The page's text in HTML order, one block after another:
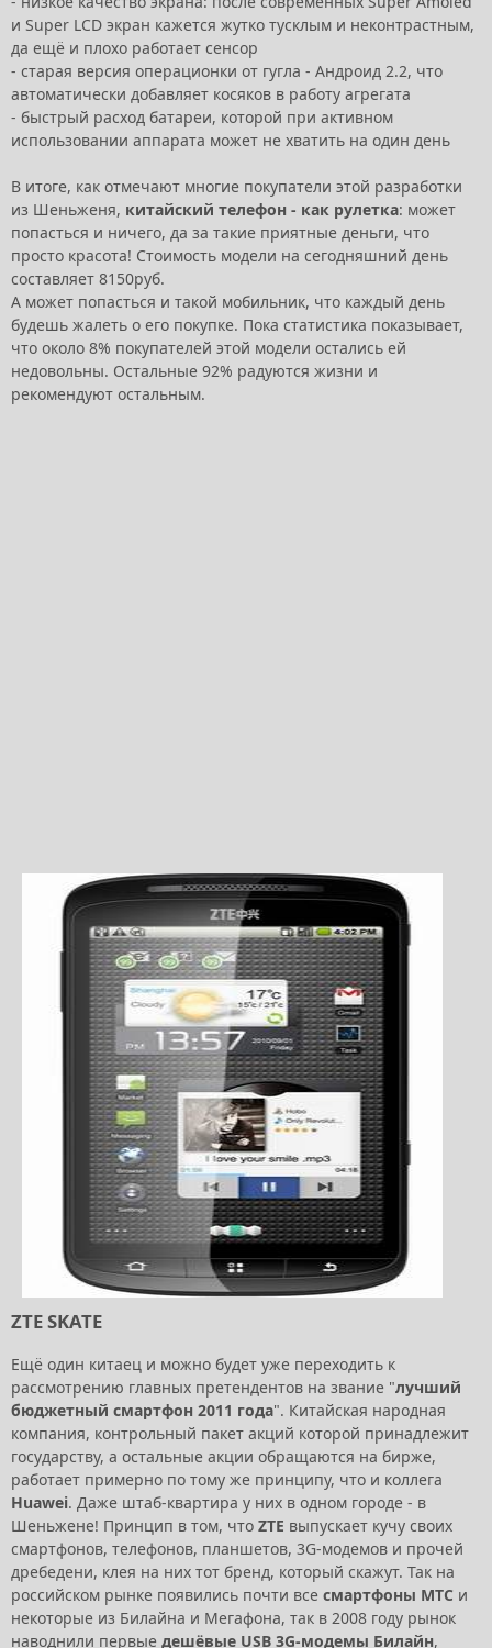
и Super LCD экран кажется жутко тусклым и неконтрастным,
да ещё и плохо работает сенсор
- старая версия операционки от гугла - Андроид 2.2, что
автоматически добавляет косяков в работу агрегата
- быстрый расход батареи, которой при активном
использовании аппарата может не хватить на один день
В итоге, как отмечают многие покупатели этой разработки
из Шеньженя, китайский телефон - как рулетка: может
попасться и ничего, да за такие приятные деньги, что
просто красота! Стоимость модели на сегодняшний день
составляет 8150руб.
А может попасться и такой мобильник, что каждый день
будешь жалеть о его покупке. Пока статистика показывает,
что около 8% покупателей этой модели остались ей
недовольны. Остальные 92% радуются жизни и
рекомендуют остальным.
ZTE SKATE
Ещё один китаец и можно будет уже переходить к
рассмотрению главных претендентов на звание "лучший
бюджетный смартфон 2011 года". Китайская народная
компания, контрольный пакет акций которой принадлежит
государству, а остальные акции обращаются на бирже,
работает примерно по тому же принципу, что и коллега
Huawei. Даже штаб-квартира у них в одном городе - в
Шеньжене! Принцип в том, что ZTE выпускает кучу своих
смартфонов, телефонов, планшетов, 3G-модемов и прочей
дребедени, клея на них тот бренд, который скажут. Так на
российском рынке появились почти все смартфоны МТС и
некоторые из Билайна и Мегафона, так в 2008 году рынок
наводнили первые дешёвые USB 3G-модемы Билайн,